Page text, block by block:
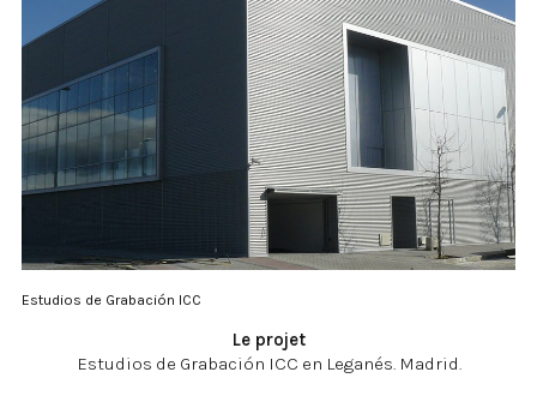
Estudios de Grabación ICC
Le projet
Estudios de Grabación ICC en Leganés. Madrid.